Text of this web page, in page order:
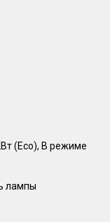
(Eco), В режиме
лампы